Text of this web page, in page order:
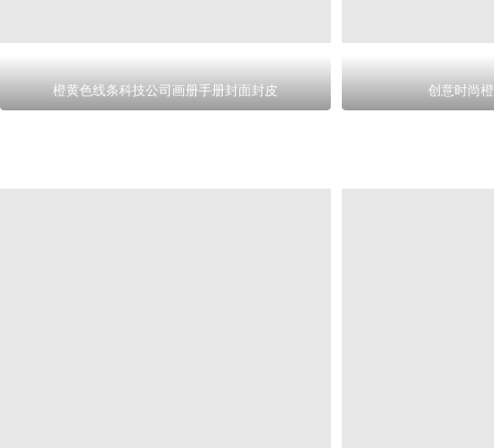
橙黄色线条科技公司画册手册封面封皮 创意时尚